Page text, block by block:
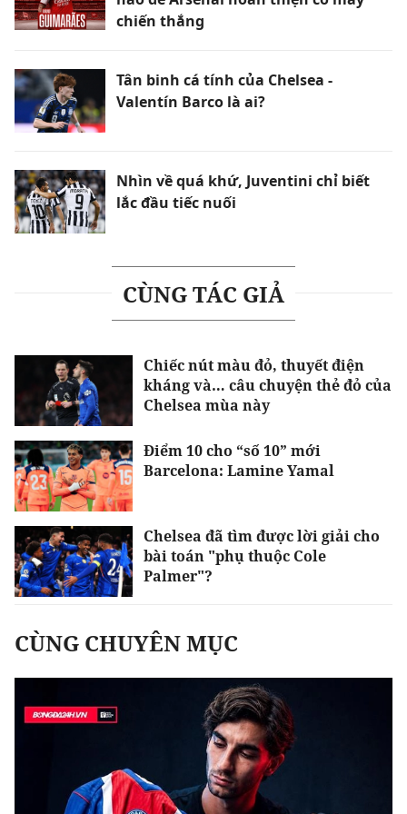
chiến thắng
Tân binh cá tính của Chelsea -
Valentín Barco là ai?
Nhìn về quá khứ, Juventini chỉ biết
lắc đầu tiếc nuối
CÙNG TÁC GIẢ
Chiếc nút màu đỏ, thuyết điện
kháng và… câu chuyện thẻ đỏ của
Chelsea mùa này
Điểm 10 cho “số 10” mới
Barcelona: Lamine Yamal
Chelsea đã tìm được lời giải cho
bài toán "phụ thuộc Cole
Palmer"?
CÙNG CHUYÊN MỤC